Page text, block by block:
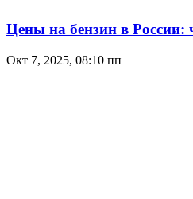
Цены на бензин в России:
Окт 7, 2025, 08:10 пп